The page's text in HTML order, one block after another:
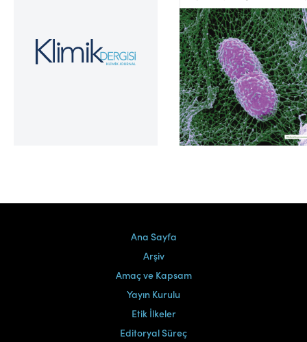
Cilt 39, Sayı 2
Ana Sayfa
Arşiv
Amaç ve Kapsam
Yayın Kurulu
Etik İlkeler
Editoryal Süreç